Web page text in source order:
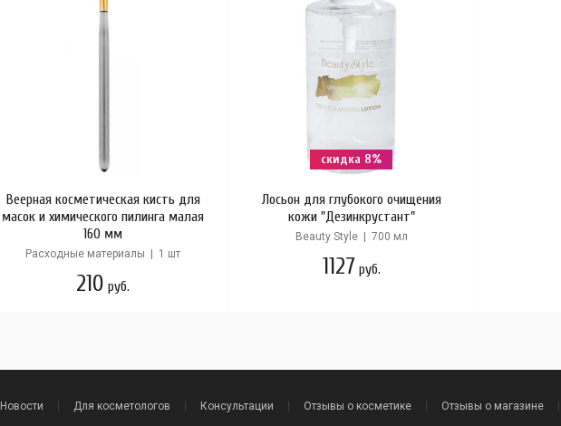
Веерная косметическая кисть для
масок и химического пилинга малая
160 мм
Расходные материалы | 1 шт
210 руб.
скидка 8%
Лосьон для глубокого очищения
кожи "Дезинкрустант"
Beauty Style | 700 мл
1127 руб.
Новости Для косметологов Консультации Отзывы о косметике Отзывы о магазине